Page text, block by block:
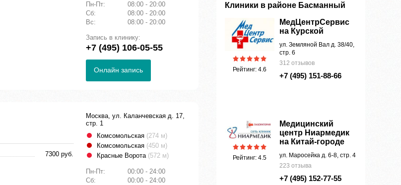
Пн-Пт:
08:00 - 20:00
Сб:
08:00 - 20:00
Вс:
08:00 - 20:00
Запись в клинику:
+7 (495) 106-05-55
Онлайн запись
7300 руб.
Москва, ул. Каланчевская д. 17,
стр. 1
Комсомольская (274 м)
Комсомольская (450 м)
Красные Ворота (572 м)
Пн-Пт:
00:00 - 24:00
Сб:
00:00 - 24:00
Клиники в районе Басманный
Рейтинг: 4.6
МедЦентрСервис
на Курской
ул. Земляной Вал д. 38/40,
стр. 6
312 отзывов
+7 (495) 151-88-66
Рейтинг: 4.5
Медицинский
центр Ниармедик
на Китай-городе
ул. Маросейка д. 6-8, стр. 4
223 отзыва
+7 (495) 152-77-55